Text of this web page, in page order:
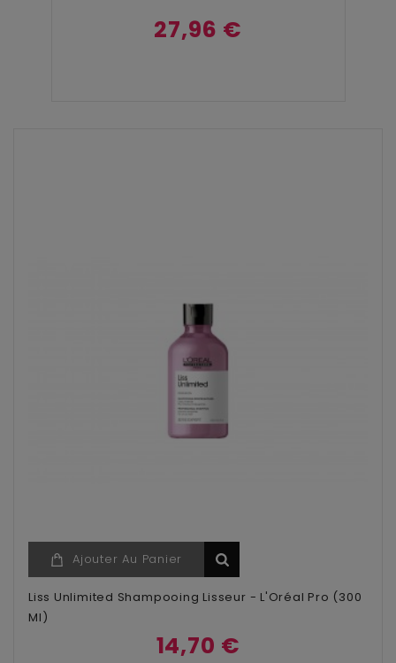
27,96 €
Ajouter Au Panier
Liss Unlimited Shampooing Lisseur - L'Oréal Pro (300
Ml)
14,70 €